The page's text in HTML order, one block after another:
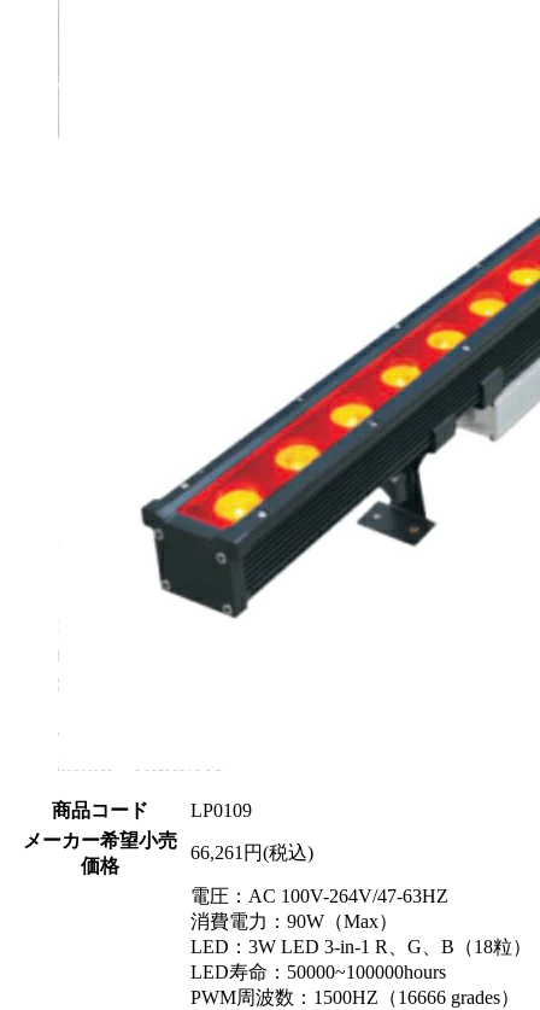
商品コード
LP0109
メーカー希望小売
価格
66,261円(税込)
電圧：AC 100V-264V/47-63HZ
消費電力：90W（Max）
LED：3W LED 3-in-1 R、G、B（18粒）
LED寿命：50000~100000hours
PWM周波数：1500HZ（16666 grades）